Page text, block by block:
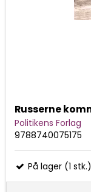
Russerne
Politikens Forlag
9788740075175
På lager (1 stk.)